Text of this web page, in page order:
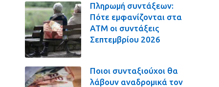
Πληρωμή συντάξεων:
Πότε εμφανίζονται στα
ΑΤΜ οι συντάξεις
Σεπτεμβρίου 2026
Ποιοι συνταξιούχοι θα
λάβουν αναδρομικά τον